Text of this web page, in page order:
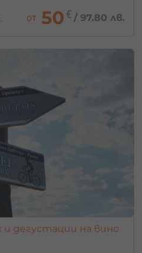
от 50 € /97.80 лв.
и дегустации на вино